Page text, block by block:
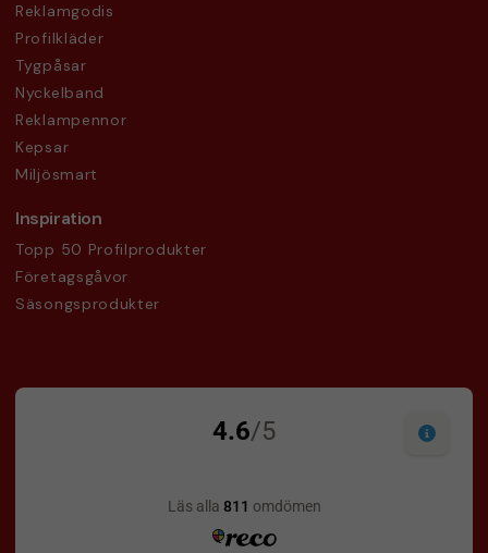
Reklamgodis
Profilkläder
Tygpåsar
Nyckelband
Reklampennor
Kepsar
Miljösmart
Inspiration
Topp 50 Profilprodukter
Företagsgåvor
Säsongsprodukter